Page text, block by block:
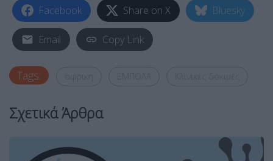
Facebook Share on X Bluesky
Email Copy Link
Tags:
Σχετικά Άρθρα